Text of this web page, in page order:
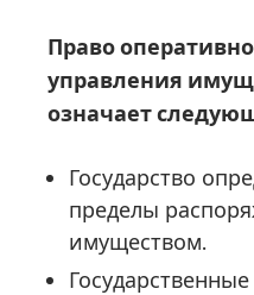
Право
управления
означает
Государство
пределы
имуществом.